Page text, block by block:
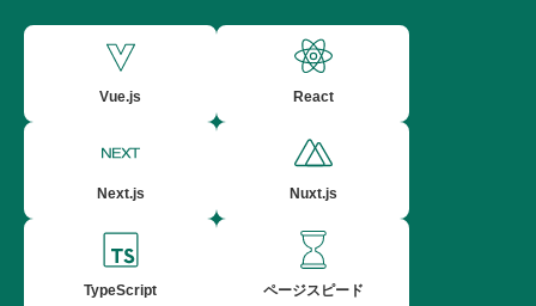
Vue.js React
Next.js Nuxt.js
TypeScript
ページスピード